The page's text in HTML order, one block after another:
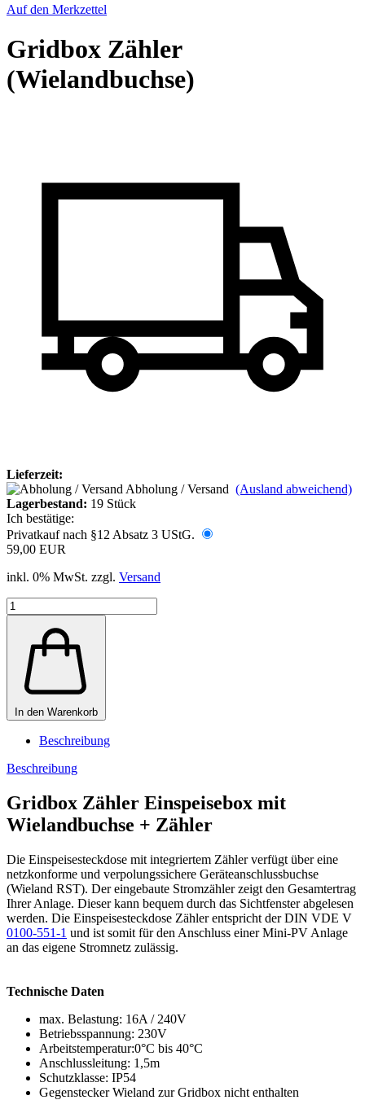
Auf den Merkzettel
Gridbox Zähler
(Wielandbuchse)
Lieferzeit:
Abholung / Versand (Ausland abweichend)
Lagerbestand: 19 Stück
Ich bestätige:
Privatkauf nach §12 Absatz 3 UStG.
59,00 EUR
inkl. 0% MwSt. zzgl. Versand
In den Warenkorb
Beschreibung
Beschreibung
Gridbox Zähler Einspeisebox mit
Wielandbuchse + Zähler
Die Einspeisesteckdose mit integriertem Zähler verfügt über eine
netzkonforme und verpolungssichere Geräteanschlussbuchse
(Wieland RST). Der eingebaute Stromzähler zeigt den Gesamtertrag
Ihrer Anlage. Dieser kann bequem durch das Sichtfenster abgelesen
werden. Die Einspeisesteckdose Zähler entspricht der DIN VDE V
0100-551-1 und ist somit für den Anschluss einer Mini-PV Anlage
an das eigene Stromnetz zulässig.
Technische Daten
max. Belastung: 16A / 240V
Betriebsspannung: 230V
Arbeitstemperatur:0°C bis 40°C
Anschlussleitung: 1,5m
Schutzklasse: IP54
Gegenstecker Wieland zur Gridbox nicht enthalten